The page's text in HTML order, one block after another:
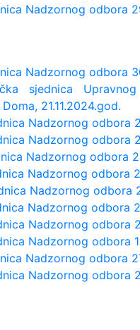
Nadzornog odbora
Nadzornog odbora
sjednica
21.11.2024.god.
Nadzornog odbora
Nadzornog odbora
Nadzornog odbora
Nadzornog odbora
Nadzornog odbora
Nadzornog odbora
Nadzornog odbora
Nadzornog odbora
Nadzornog odbora
Nadzornog odbora